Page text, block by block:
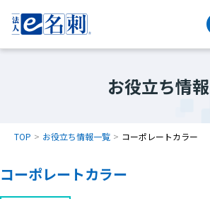
お役立ち情報
TOP お役立ち情報一覧 コーポレートカラー
コーポレートカラー